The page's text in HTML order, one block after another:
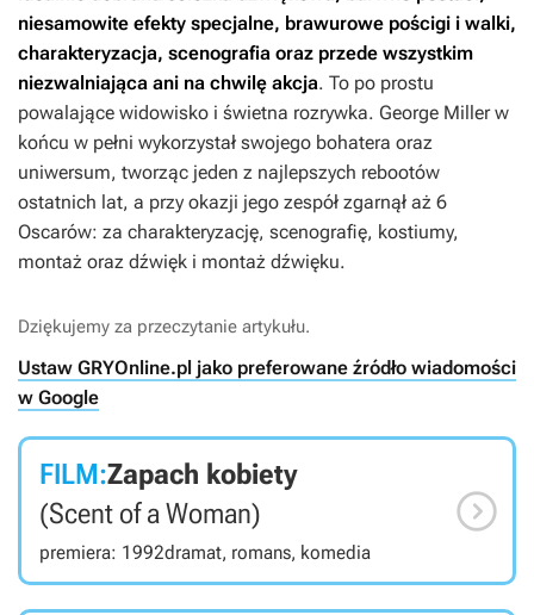
niesamowite efekty specjalne, brawurowe pościgi i walki,
charakteryzacja, scenografia oraz przede wszystkim
niezwalniająca ani na chwilę akcja. To po prostu
powalające widowisko i świetna rozrywka. George Miller w
końcu w pełni wykorzystał swojego bohatera oraz
uniwersum, tworząc jeden z najlepszych rebootów
ostatnich lat, a przy okazji jego zespół zgarnął aż 6
Oscarów: za charakteryzację, scenografię, kostiumy,
montaż oraz dźwięk i montaż dźwięku.
Dziękujemy za przeczytanie artykułu.
Ustaw GRYOnline.pl jako preferowane źródło wiadomości
w Google
FILM:Zapach kobiety
(Scent of a Woman)
premiera: 1992dramat, romans, komedia
